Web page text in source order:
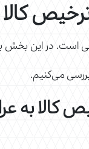
کالا
است. در این بخش
می‌کنیم.
به